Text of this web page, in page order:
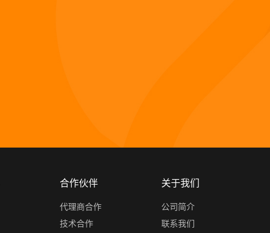
合作伙伴
代理商合作
技术合作
关于我们
公司简介
联系我们